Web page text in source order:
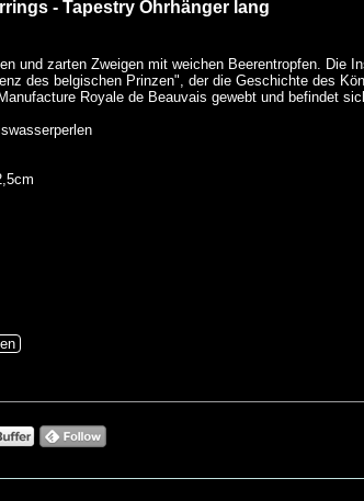
- Tapestry Ohrhänger lang
und zarten Zweigen mit weichen Beerentropfen. Die
des belgischen Prinzen", der die Geschichte des
Royale de Beauvais gewebt und befindet